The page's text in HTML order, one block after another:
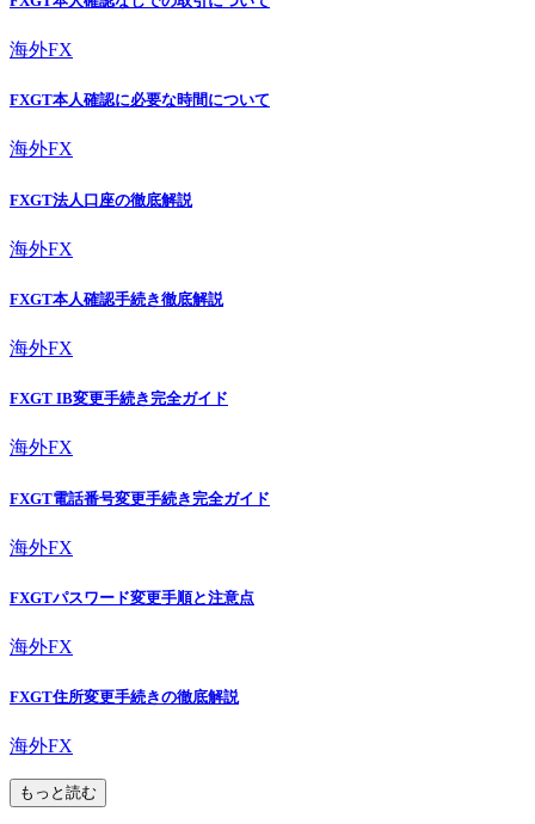
海外FX
FXGT本人確認に必要な時間について
海外FX
FXGT法人口座の徹底解説
海外FX
FXGT本人確認手続き徹底解説
海外FX
FXGT IB変更手続き完全ガイド
海外FX
FXGT電話番号変更手続き完全ガイド
海外FX
FXGTパスワード変更手順と注意点
海外FX
FXGT住所変更手続きの徹底解説
海外FX
もっと読む